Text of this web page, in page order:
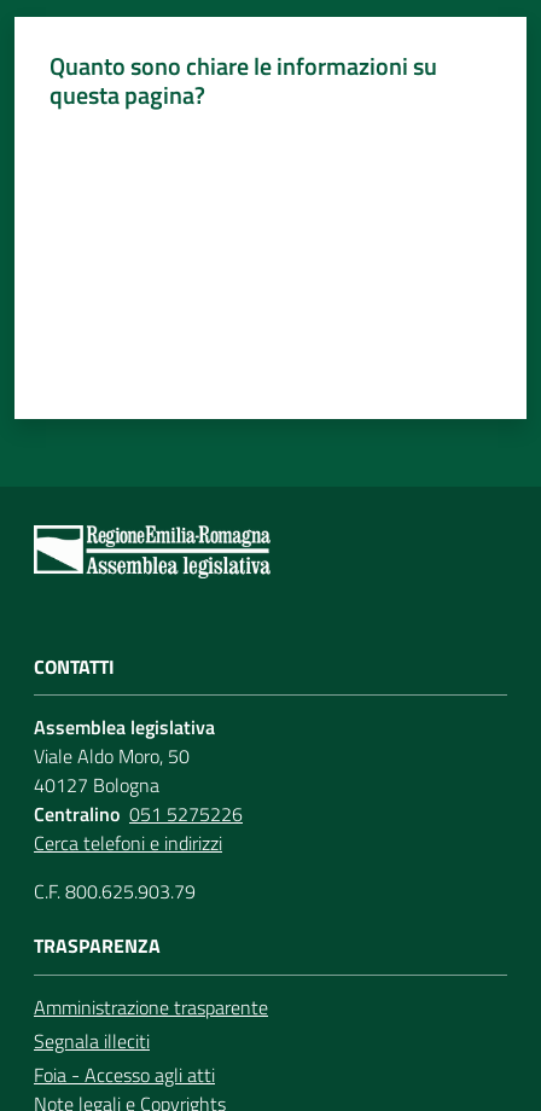
Quanto sono chiare le informazioni su
questa pagina?
CONTATTI
Assemblea legislativa
Viale Aldo Moro, 50
40127 Bologna
Centralino 051 5275226
Cerca telefoni e indirizzi
C.F. 800.625.903.79
TRASPARENZA
Amministrazione trasparente
Segnala illeciti
Foia - Accesso agli atti
Note legalie Copyrights